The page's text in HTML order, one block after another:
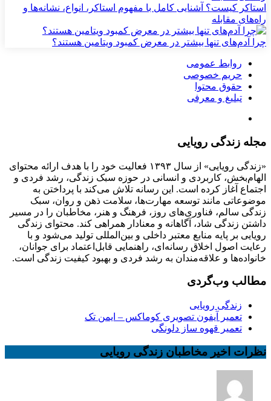
استاکر کیست؟ آشنایی کامل با مفهوم استاکر، انواع، نشانه‌ها و
راه‌های مقابله
چرا آدم‌های تنها بیشتر در معرض کمبود ویتامین هستند؟
روابط عمومی
حریم خصوصی
حقوق محتوا
تبلیغ و معرفی
مجله زندگی رویایی
«زندگی رویایی» از سال ۱۳۹۳ فعالیت خود را با هدف ارائه محتوای
الهام‌بخش، کاربردی و انسانی در حوزه سبک زندگی، رشد فردی و
اجتماع آغاز کرده است. این رسانه تلاش می‌کند با پرداختن به
موضوعاتی مانند توسعه مهارت‌ها، سلامت ذهن و روان، سبک
زندگی سالم، فناوری‌های روز، فرهنگ و هنر، مخاطبان را در مسیر
داشتن زندگی شاد، آگاهانه و معنادار همراهی کند. محتوای زندگی
رویایی بر پایه منابع معتبر داخلی و بین‌المللی تولید می‌شود و با
رعایت اصول اخلاق رسانه‌ای، راهنمایی قابل‌اعتماد برای جوانان،
خانواده‌ها و علاقه‌مندان به رشد فردی و بهبود کیفیت زندگی است.
مطالب وب‌گردی
زندگی رویایی
تعمیر آیفون تصویری کوماکس – ایمن تک
تعمیر قهوه ساز دلونگی
نظرات اخیر مخاطبان زندگی رویایی